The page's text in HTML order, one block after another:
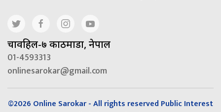
चावहिल-७ काठमाडौं, नेपाल
01-4593313
onlinesarokar@gmail.com
©2026 Online Sarokar - All rights reserved Public Interest